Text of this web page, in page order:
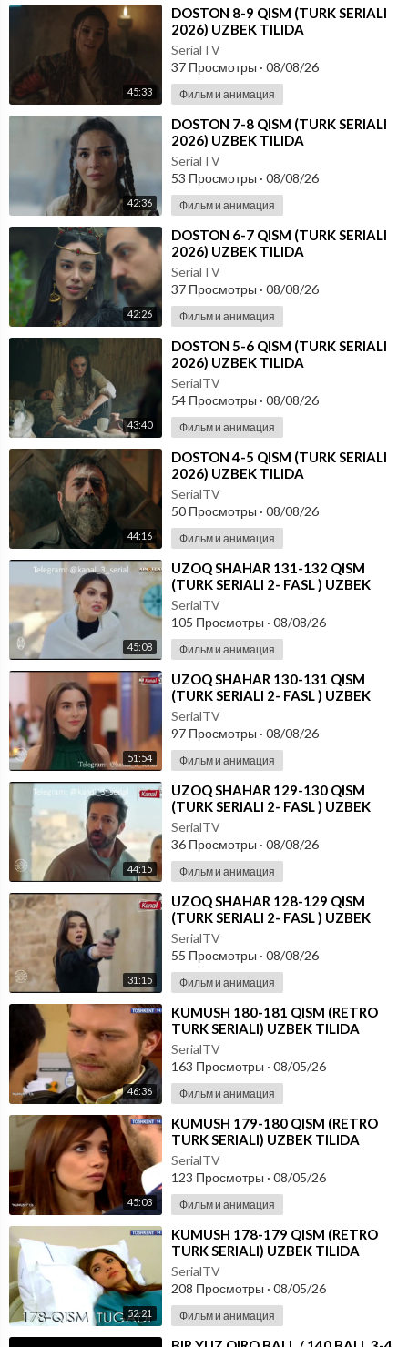
45:33
⁣DOSTON 8-9 QISM (TURK SERIALI
2026) UZBEK TILIDA
SerialTV
37 Просмотры · 08/08/26
Фильм и анимация
42:36
⁣DOSTON 7-8 QISM (TURK SERIALI
2026) UZBEK TILIDA
SerialTV
53 Просмотры · 08/08/26
Фильм и анимация
42:26
⁣DOSTON 6-7 QISM (TURK SERIALI
2026) UZBEK TILIDA
SerialTV
37 Просмотры · 08/08/26
Фильм и анимация
43:40
⁣DOSTON 5-6 QISM (TURK SERIALI
2026) UZBEK TILIDA
SerialTV
54 Просмотры · 08/08/26
Фильм и анимация
44:16
⁣DOSTON 4-5 QISM (TURK SERIALI
2026) UZBEK TILIDA
SerialTV
50 Просмотры · 08/08/26
Фильм и анимация
45:08
⁣UZOQ SHAHAR 131-132 QISM
(TURK SERIALI 2- FASL ) UZBEK
TILIDA
SerialTV
105 Просмотры · 08/08/26
Фильм и анимация
51:54
⁣UZOQ SHAHAR 130-131 QISM
(TURK SERIALI 2- FASL ) UZBEK
TILIDA
SerialTV
97 Просмотры · 08/08/26
Фильм и анимация
44:15
⁣UZOQ SHAHAR 129-130 QISM
(TURK SERIALI 2- FASL ) UZBEK
TILIDA
SerialTV
36 Просмотры · 08/08/26
Фильм и анимация
31:15
⁣UZOQ SHAHAR 128-129 QISM
(TURK SERIALI 2- FASL ) UZBEK
TILIDA
SerialTV
55 Просмотры · 08/08/26
Фильм и анимация
46:36
⁣KUMUSH 180-181 QISM (RETRO
TURK SERIALI) UZBEK TILIDA
SerialTV
163 Просмотры · 08/05/26
Фильм и анимация
45:03
⁣KUMUSH 179-180 QISM (RETRO
TURK SERIALI) UZBEK TILIDA
SerialTV
123 Просмотры · 08/05/26
Фильм и анимация
52:21
⁣KUMUSH 178-179 QISM (RETRO
TURK SERIALI) UZBEK TILIDA
SerialTV
208 Просмотры · 08/05/26
Фильм и анимация